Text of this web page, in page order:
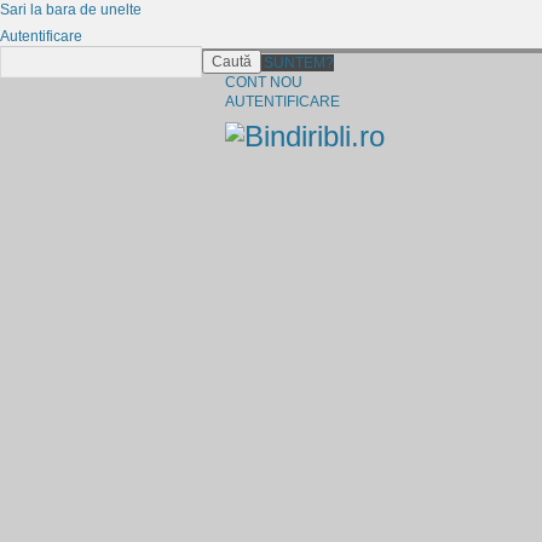
CINE SUNTEM?
CONT NOU
AUTENTIFICARE
Sari la bara de unelte
Autentificare
Caută